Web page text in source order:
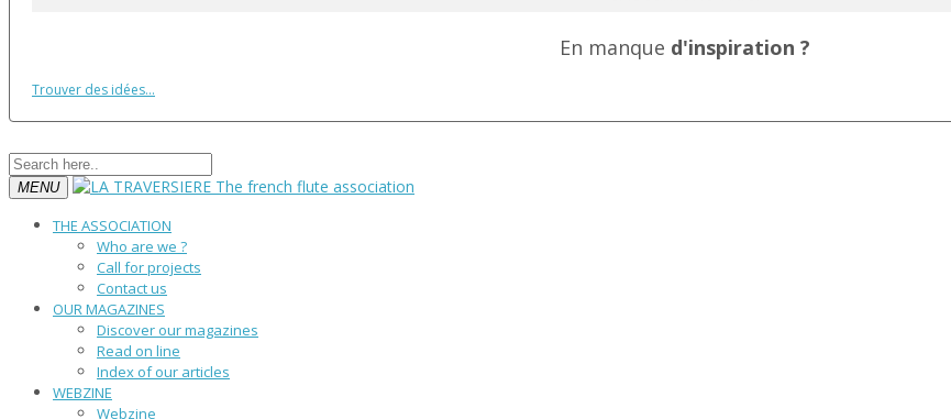
En manque d'inspiration ?
Trouver des idées...
MENU
THE ASSOCIATION
Who are we ?
Call for projects
Contact us
OUR MAGAZINES
Discover our magazines
Read on line
Index of our articles
WEBZINE
Webzine